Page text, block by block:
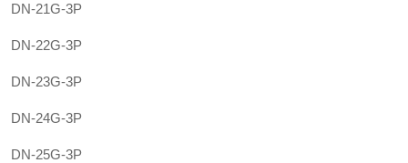
DN-21G-3P
DN-22G-3P
DN-23G-3P
DN-24G-3P
DN-25G-3P